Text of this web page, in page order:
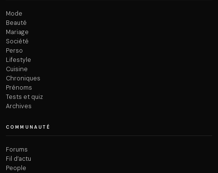
Mode
Beauté
Mariage
Société
Perso
Lifestyle
Cuisine
Chroniques
Prénoms
Tests et quiz
Archives
COMMUNAUTÉ
Forums
Fil d’actu
People